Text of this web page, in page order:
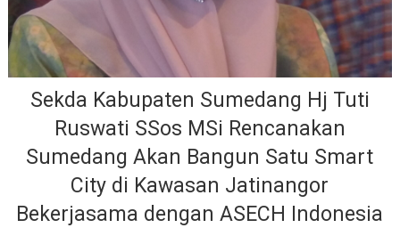
Sekda Kabupaten Sumedang Hj Tuti
Ruswati SSos MSi Rencanakan
Sumedang Akan Bangun Satu Smart
City di Kawasan Jatinangor
Bekerjasama dengan ASECH Indonesia